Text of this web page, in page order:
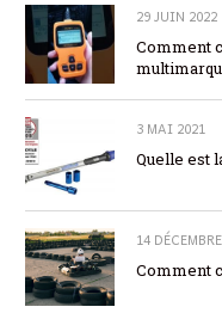
29 JUIN 2022
Comment
3 MAI 2021
Quelle est
14
Comment